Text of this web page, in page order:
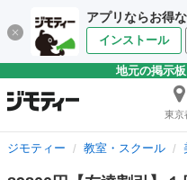
アプリならお得
インストール
地元の掲示
東京
ジモティー 教室・スクール